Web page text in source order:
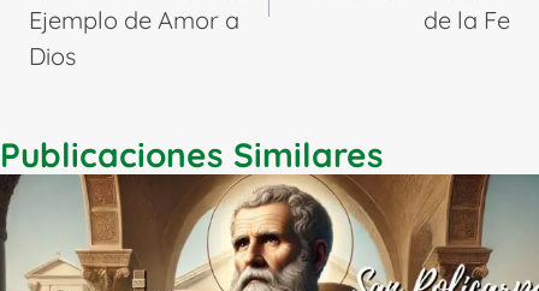
Ejemplo de Amor a
Dios
de la Fe
Publicaciones Similares